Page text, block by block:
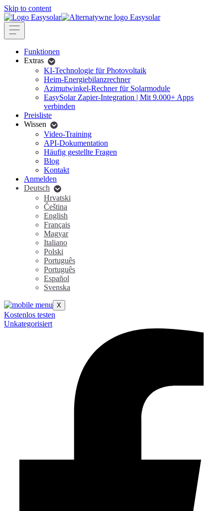
Skip to content
Funktionen
Extras
KI-Technologie für Photovoltaik
Heim-Energiebilanzrechner
Azimutwinkel-Rechner für Solarmodule
EasySolar Zapier-Integration | Mit 9.000+ Apps
verbinden
Preisliste
Wissen
Video-Training
API-Dokumentation
Häufig gestellte Fragen
Blog
Kontakt
Anmelden
Deutsch
Hrvatski
Čeština
English
Français
Magyar
Italiano
Polski
Português
Português
Español
Svenska
X
Kostenlos testen
Unkategorisiert